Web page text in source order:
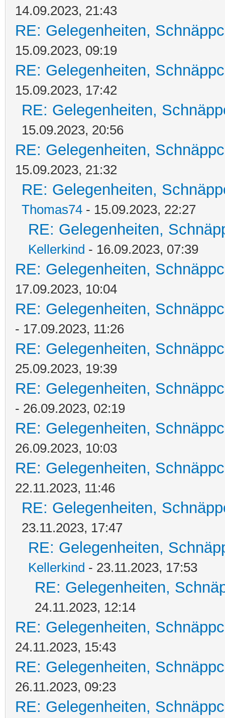
14.09.2023, 21:43
RE: Gelegenheiten,
15.09.2023, 09:19
RE: Gelegenheiten,
15.09.2023, 17:42
RE: Gelegenheiten,
15.09.2023, 20:56
RE: Gelegenheiten,
15.09.2023, 21:32
RE: Gelegenheiten,
Thomas74 - 15.09.2023, 22:27
RE: Gelegenheiten,
Kellerkind - 16.09.2023, 07:39
RE: Gelegenheiten,
17.09.2023, 10:04
RE: Gelegenheiten,
- 17.09.2023, 11:26
RE: Gelegenheiten,
25.09.2023, 19:39
RE: Gelegenheiten,
- 26.09.2023, 02:19
RE: Gelegenheiten,
26.09.2023, 10:03
RE: Gelegenheiten,
22.11.2023, 11:46
RE: Gelegenheiten,
23.11.2023, 17:47
RE: Gelegenheiten,
Kellerkind - 23.11.2023, 17:53
RE: Gelegenheiten,
24.11.2023, 12:14
RE: Gelegenheiten,
24.11.2023, 15:43
RE: Gelegenheiten,
26.11.2023, 09:23
RE: Gelegenheiten,